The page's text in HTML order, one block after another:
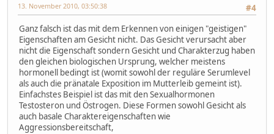
#4
13. November 2010, 03:50:38
Ganz falsch ist das mit dem Erkennen von einigen "geistigen"
Eigenschaften am Gesicht nicht. Das Gesicht verursacht aber
nicht die Eigenschaft sondern Gesicht und Charakterzug haben
den gleichen biologischen Ursprung, welcher meistens
hormonell bedingt ist (womit sowohl der reguläre Serumlevel
als auch die pränatale Exposition im Mutterleib gemeint ist).
Einfachstes Beispiel ist das mit den Sexualhormonen
Testosteron und Östrogen. Diese Formen sowohl Gesicht als
auch basale Charaktereigenschaften wie
Aggressionsbereitschaft,